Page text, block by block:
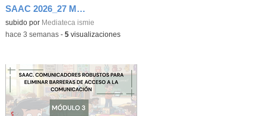
SAAC 2026_27 Módulo 4
subido por Mediateca ismie
-hace 3 semanas- 5visualizaciones